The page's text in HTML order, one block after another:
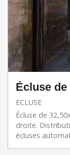
Écluse
ECLUSE
Écluse de
droite.
écluses